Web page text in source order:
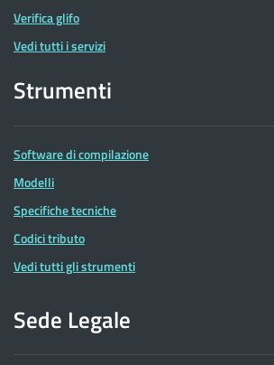
Verifica glifo
Vedi tutti i servizi
Strumenti
Software di compilazione
Modelli
Specifiche tecniche
Codici tributo
Vedi tutti gli strumenti
Sede Legale